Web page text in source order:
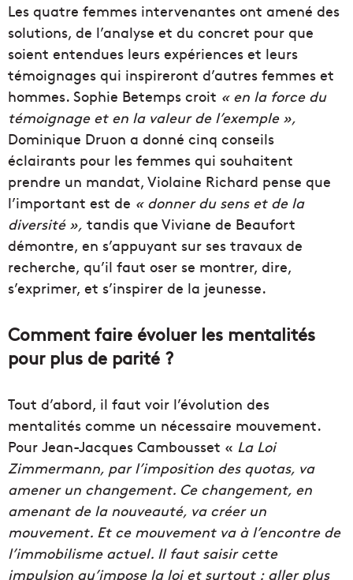
Les quatre femmes intervenantes ont amené des
solutions, de l’analyse et du concret pour que
soient entendues leurs expériences et leurs
témoignages qui inspireront d’autres femmes et
hommes. Sophie Betemps croit « en la force du
témoignage et en la valeur de l’exemple »,
Dominique Druon a donné cinq conseils
éclairants pour les femmes qui souhaitent
prendre un mandat, Violaine Richard pense que
l’important est de « donner du sens et de la
diversité », tandis que Viviane de Beaufort
démontre, en s’appuyant sur ses travaux de
recherche, qu’il faut oser se montrer, dire,
s’exprimer, et s’inspirer de la jeunesse.
Comment faire évoluer les mentalités
pour plus de parité ?
Tout d’abord, il faut voir l’évolution des
mentalités comme un nécessaire mouvement.
Pour Jean-Jacques Cambousset « La Loi
Zimmermann, par l’imposition des quotas, va
amener un changement. Ce changement, en
amenant de la nouveauté, va créer un
mouvement. Et ce mouvement va à l’encontre de
l’immobilisme actuel. Il faut saisir cette
impulsion qu’impose la loi et surtout : aller plus